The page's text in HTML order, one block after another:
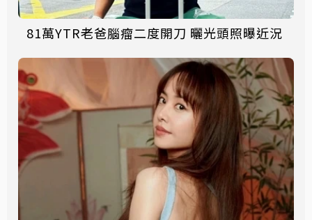
81萬YTR老爸腦瘤二度開刀 曬光頭照曝近況